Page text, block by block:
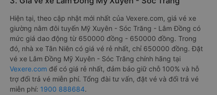
Hiện tại, theo cập nhật mới nhất của Vexere.com, giá vé xe
giường nằm đôi tuyến Mỹ Xuyên - Sóc Trăng - Lâm Đồng có
mức giá dao động từ 650000 đồng - 650000 đồng. Trong
đó, nhà xe Tân Niên có giá vé rẻ nhất, chỉ 650000 đồng. Đặt
vé xe Lâm Đồng Mỹ Xuyên - Sóc Trăng chính hãng tại
Vexere.com để có giá rẻ nhất, đảm bảo giữ chỗ 100% và hỗ
trợ đổi trả vé miễn phí. Tổng đài tư vấn, đặt vé và đổi trả vé
miễn phí: 1900 888684.